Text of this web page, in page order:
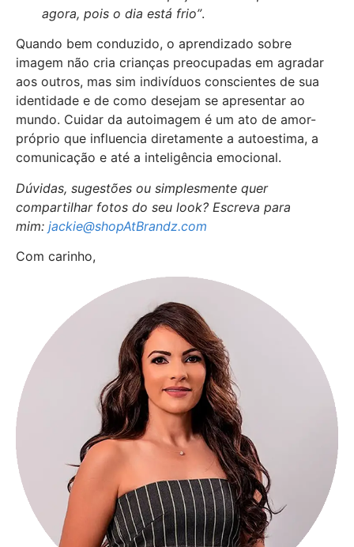
agora, pois o dia está frio”.
Quando bem conduzido, o aprendizado sobre
imagem não cria crianças preocupadas em agradar
aos outros, mas sim indivíduos conscientes de sua
identidade e de como desejam se apresentar ao
mundo. Cuidar da autoimagem é um ato de amor-
próprio que influencia diretamente a autoestima, a
comunicação e até a inteligência emocional.
Dúvidas, sugestões ou simplesmente quer
compartilhar fotos do seu look? Escreva para
mim: jackie@shopAtBrandz.com
Com carinho,